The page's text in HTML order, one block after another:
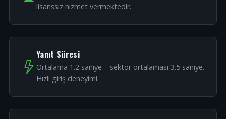
lisanssız hizmet vermektedir.
Yanıt Süresi
Ortalama 1.2 saniye – sektör ortalaması 3.5 saniye.
Hızlı giriş deneyimi.